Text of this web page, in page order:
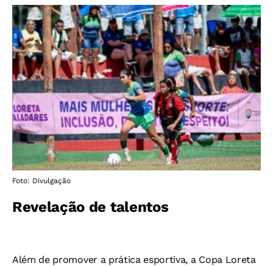
Foto: Divulgação
Revelação de talentos
Além de promover a prática esportiva, a Copa Loreta